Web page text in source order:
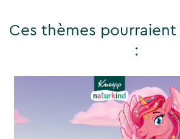
Ces thèmes
: